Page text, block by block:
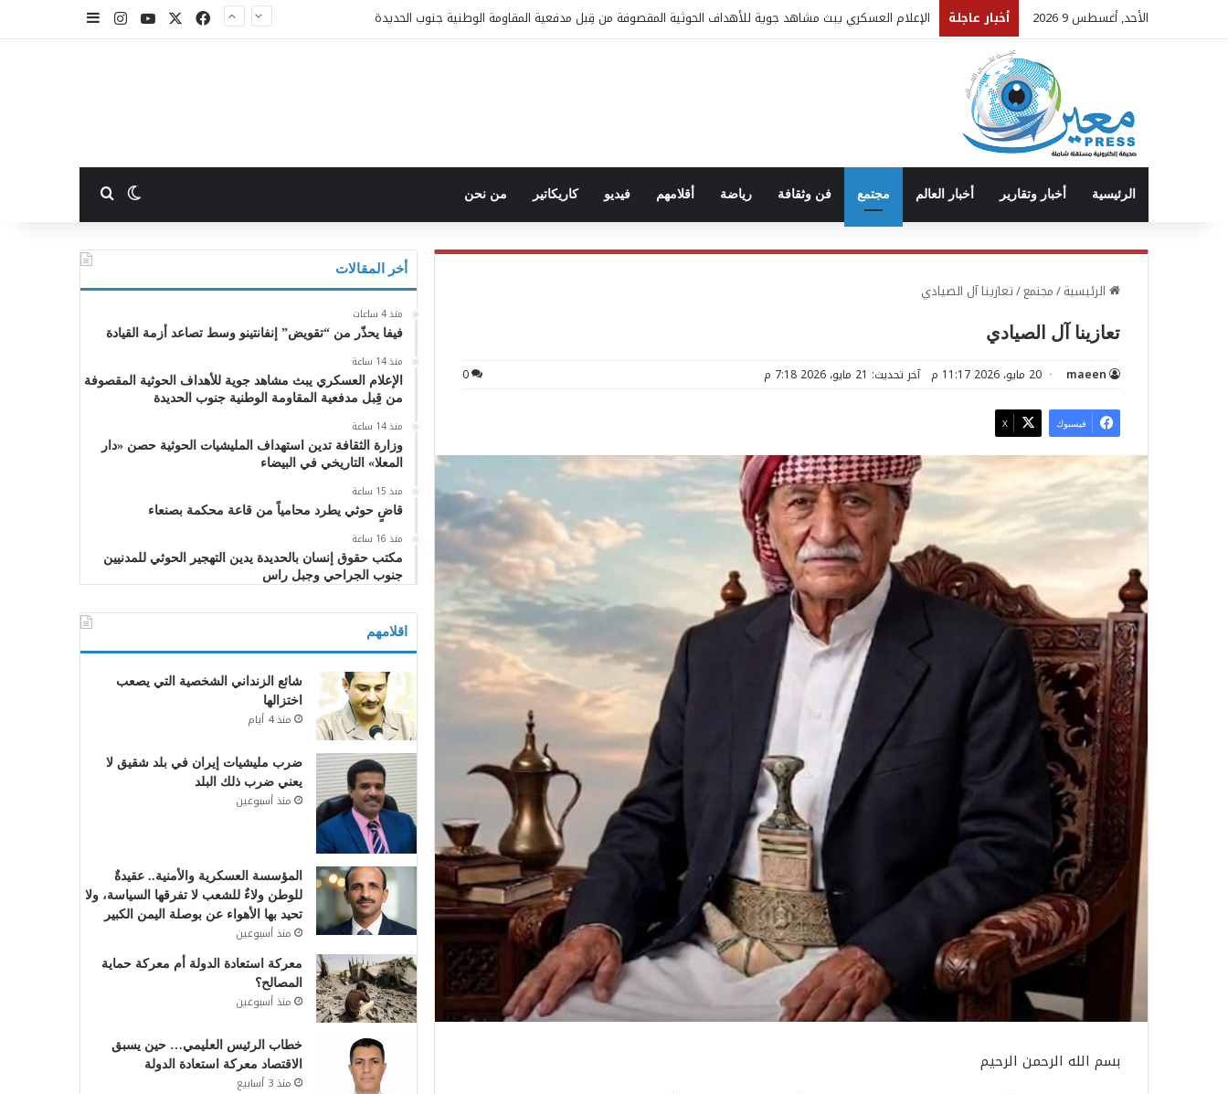
الأحد, أغسطس 9 2026 أخبار عاجلة وزارة الثقافة تدين استهداف المليشيات الحوثية حصن «دار المعلا» التاريخي في البيضاء فيسبوكيوتيوبانستقرامإضافة عمود
الرئيسية أخبار وتقارير أخبار العالم مجتمع فن وثقافة رياضة أقلامهم فيديو كاريكاتير من نحن الوضع المظلم
بحث عن
الرئيسية/مجتمع/تعازينا آل الصيادي
تعازينا آل الصيادي
maeen 20 مايو، 2026 11:17 م آخر تحديث: 21 مايو، 2026 7:18 م 0
فيسبوك X
بسم الله الرحمن الرحيم
أخر المقالات
منذ 4 ساعات
فيفا يحذّر من “تقويض” إنفانتينو وسط تصاعد أزمة القيادة
منذ 14 ساعة
الإعلام العسكري يبث مشاهد جوية للأهداف الحوثية المقصوفة
من قِبل مدفعية المقاومة الوطنية جنوب الحديدة
منذ 14 ساعة
وزارة الثقافة تدين استهداف المليشيات الحوثية حصن «دار
المعلا» التاريخي في البيضاء
منذ 15 ساعة
قاضٍ حوثي يطرد محامياً من قاعة محكمة بصنعاء
منذ 16 ساعة
مكتب حقوق إنسان بالحديدة يدين التهجير الحوثي للمدنيين
جنوب الجراحي وجبل راس
اقلامهم
شائع الزنداني الشخصية التي يصعب
اختزالها
منذ 4 أيام
ضرب مليشيات إيران في بلد شقيق لا
يعني ضرب ذلك البلد
منذ أسبوعين
المؤسسة العسكرية والأمنية.. عقيدةٌ
للوطن ولاءٌ للشعب لا تفرقها السياسة، ولا
تحيد بها الأهواء عن بوصلة اليمن الكبير
منذ أسبوعين
معركة استعادة الدولة أم معركة حماية
المصالح؟
منذ أسبوعين
خطاب الرئيس العليمي… حين يسبق
الاقتصاد معركة استعادة الدولة
منذ 3 أسابيع